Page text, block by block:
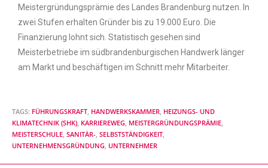
Meistergründungsprämie des Landes Brandenburg nutzen. In
zwei Stufen erhalten Gründer bis zu 19.000 Euro. Die
Finanzierung lohnt sich. Statistisch gesehen sind
Meisterbetriebe im südbrandenburgischen Handwerk länger
am Markt und beschäftigen im Schnitt mehr Mitarbeiter.
TAGS: FÜHRUNGSKRAFT, HANDWERKSKAMMER, HEIZUNGS- UND
KLIMATECHNIK (SHK), KARRIEREWEG, MEISTERGRÜNDUNGSPRÄMIE,
MEISTERSCHULE, SANITÄR-, SELBSTSTÄNDIGKEIT,
UNTERNEHMENSGRÜNDUNG, UNTERNEHMER